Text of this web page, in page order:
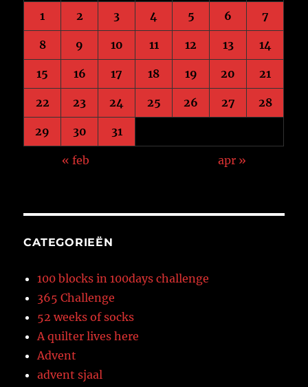
1 2 3 4 5 6 7
8 9 10 11 12 13 14
15 16 17 18 19 20 21
22 23 24 25 26 27 28
29 30 31
« feb apr »
CATEGORIEËN
100 blocks in 100days challenge
365 Challenge
52 weeks of socks
A quilter lives here
Advent
advent sjaal